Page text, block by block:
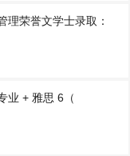
理荣誉文学士录取：
业 + 雅思 6（